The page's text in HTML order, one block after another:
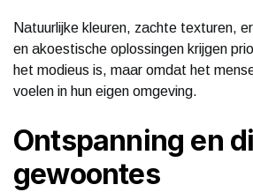
Natuurlijke kleuren, zachte texturen,
en akoestische oplossingen krijgen
het modieus is, maar omdat het
voelen in hun eigen omgeving.
Ontspanning en
gewoontes